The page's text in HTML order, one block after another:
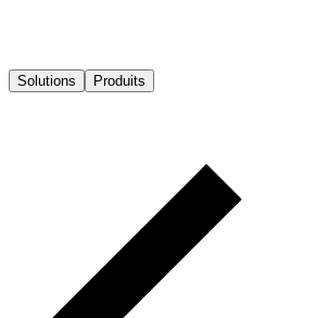
Solutions Produits